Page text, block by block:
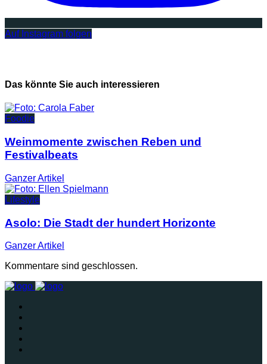
Auf Instagram folgen
Das könnte Sie auch interessieren
Foodie
Weinmomente zwischen Reben und
Festivalbeats
GanzerArtikel
Lifestyle
Asolo: Die Stadt der hundert Horizonte
GanzerArtikel
Kommentare sind geschlossen.